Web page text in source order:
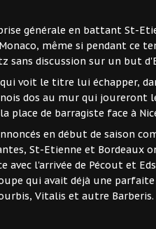
générale en battant St-
même si pendant ce
sans discussion sur un but
qui voit le titre lui échapper,
dos au mur qui joureront
place de barragiste face à
en début de saison
St-Etienne et Bordeaux
avec l'arrivée de Pécout et
qui avait déjà une parfaite
Vitalis et autre Barberis.